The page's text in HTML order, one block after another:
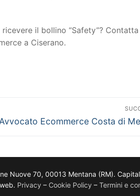
il bollino “Safety”? Contatta
a Ciserano.
Avvocato Ecommerce Costa di
Nuove 70, 00013 Mentana (RM).
Privacy – Cookie Policy – Termini e